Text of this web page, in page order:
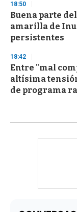
18:50
Buena parte
amarilla de
persistentes
18:42
Entre "mal
altísima
de programa